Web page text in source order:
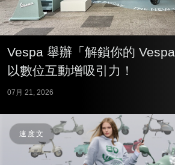
Vespa 舉辦「解鎖你的
以數位互動增吸引力！
07月 21, 2026
速度文